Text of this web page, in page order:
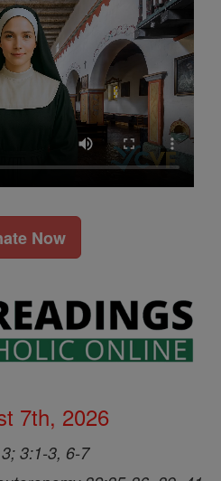
Now
7th, 2026
3:1-3, 6-7